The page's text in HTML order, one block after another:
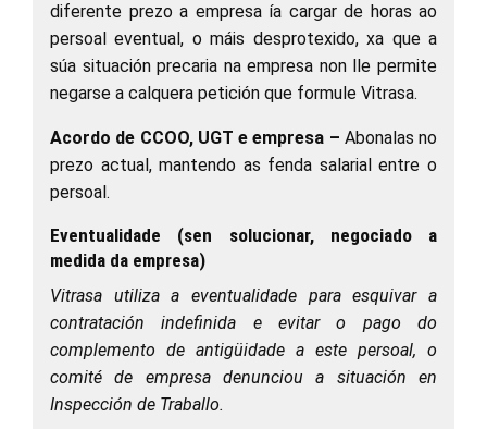
diferente prezo a empresa ía cargar de horas ao
persoal eventual, o máis desprotexido, xa que a
súa situación precaria na empresa non lle permite
negarse a calquera petición que formule Vitrasa.
Acordo de CCOO, UGT e empresa – Abonalas no
prezo actual, mantendo as fenda salarial entre o
persoal.
Eventualidade (sen solucionar, negociado a
medida da empresa)
Vitrasa utiliza a eventualidade para esquivar a
contratación indefinida e evitar o pago do
complemento de antigüidade a este persoal, o
comité de empresa denunciou a situación en
Inspección de Traballo.